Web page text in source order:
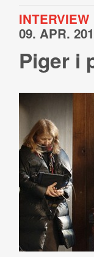
INTERVIEW
09. APR.
Piger i